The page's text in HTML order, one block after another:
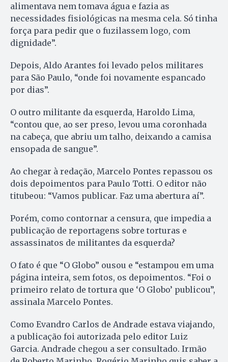
alimentava nem tomava água e fazia as
necessidades fisiológicas na mesma cela. Só tinha
força para pedir que o fuzilassem logo, com
dignidade”.
Depois, Aldo Arantes foi levado pelos militares
para São Paulo, “onde foi novamente espancado
por dias”.
O outro militante da esquerda, Haroldo Lima,
“contou que, ao ser preso, levou uma coronhada
na cabeça, que abriu um talho, deixando a camisa
ensopada de sangue”.
Ao chegar à redação, Marcelo Pontes repassou os
dois depoimentos para Paulo Totti. O editor não
titubeou: “Vamos publicar. Faz uma abertura aí”.
Porém, como contornar a censura, que impedia a
publicação de reportagens sobre torturas e
assassinatos de militantes da esquerda?
O fato é que “O Globo” ousou e “estampou em uma
página inteira, sem fotos, os depoimentos. “Foi o
primeiro relato de tortura que ‘O Globo’ publicou”,
assinala Marcelo Pontes.
Como Evandro Carlos de Andrade estava viajando,
a publicação foi autorizada pelo editor Luiz
Garcia. Andrade chegou a ser consultado. Irmão